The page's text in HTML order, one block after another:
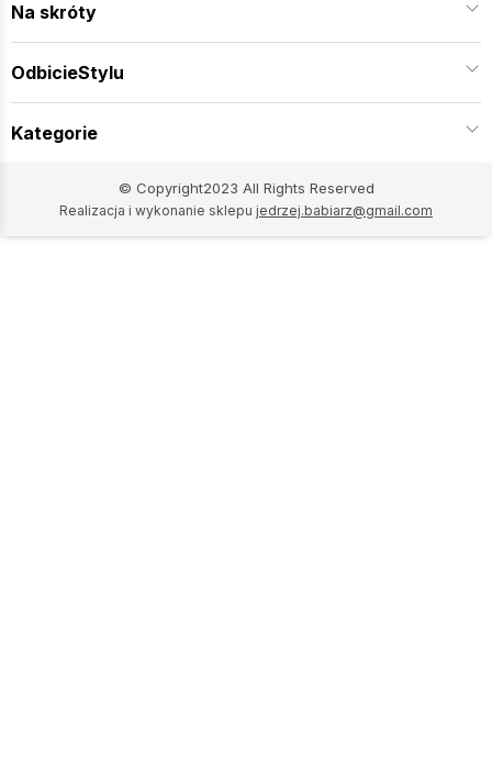
Na skróty
OdbicieStylu
Kategorie
© Copyright2023 All Rights Reserved
Realizacja i wykonanie sklepu jedrzej.babiarz@gmail.com